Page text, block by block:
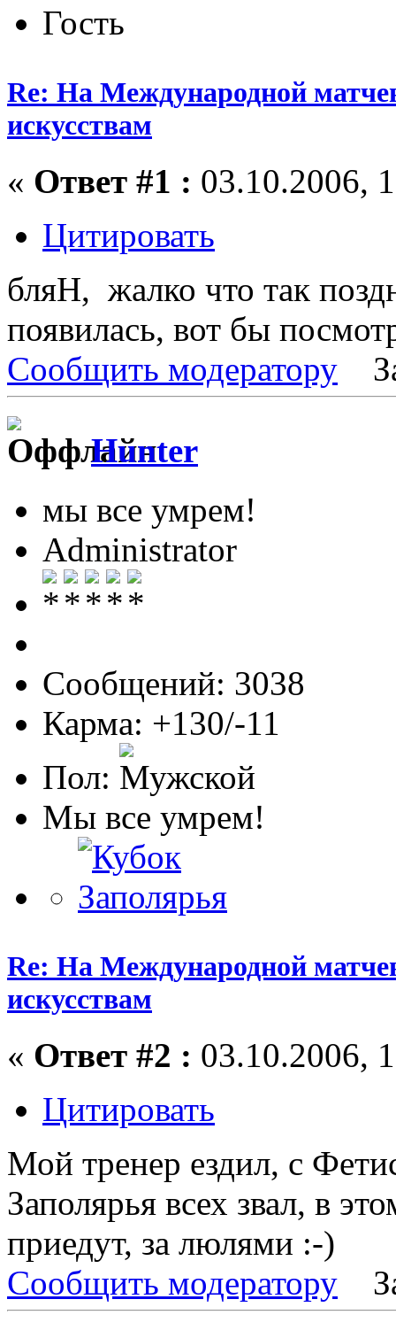
Гость
Re: На Международной
искусствам
« Ответ #1 : 03.10.2006,
Цитировать
бляН, жалко что так
появилась, вот бы
Сообщить модератору
Hunter
мы все умрем!
Administrator
Сообщений: 3038
Карма: +130/-11
Пол:
Мы все умрем!
Re: На Международной
искусствам
« Ответ #2 : 03.10.2006,
Цитировать
Мой тренер ездил, с
Заполярья всех звал, в
приедут, за люлями :-)
Сообщить модератору